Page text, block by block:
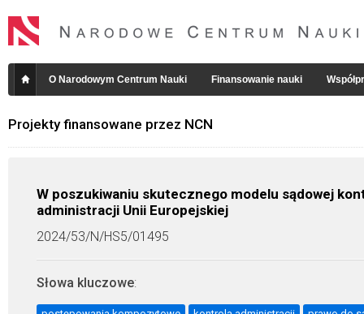
O Narodowym Centrum Nauki Finansowanie nauki
Projekty finansowane przez NCN
W poszukiwaniu skutecznego modelu sądowej
administracji Unii Europejskiej
2024/53/N/HS5/01495
Słowa kluczowe: